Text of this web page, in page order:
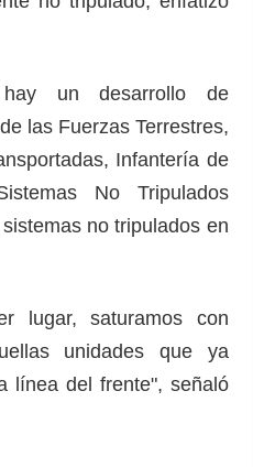
un desarrollo de
las Fuerzas Terrestres,
Infantería de
No Tripulados
no tripulados en
lugar, saturamos con
unidades que ya
línea del frente", señaló